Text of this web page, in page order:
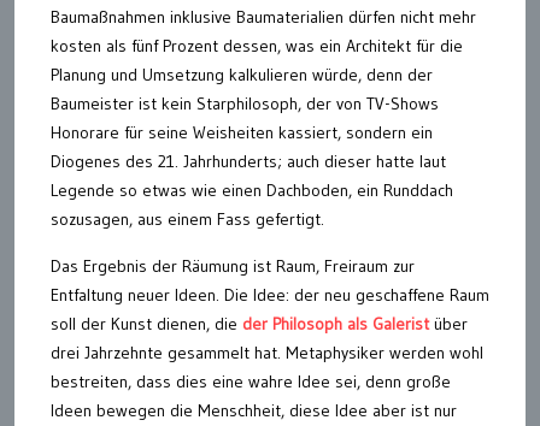
Baumaßnahmen inklusive Baumaterialien dürfen nicht mehr
kosten als fünf Prozent dessen, was ein Architekt für die
Planung und Umsetzung kalkulieren würde, denn der
Baumeister ist kein Starphilosoph, der von TV-Shows
Honorare für seine Weisheiten kassiert, sondern ein
Diogenes des 21. Jahrhunderts; auch dieser hatte laut
Legende so etwas wie einen Dachboden, ein Runddach
sozusagen, aus einem Fass gefertigt.
Das Ergebnis der Räumung ist Raum, Freiraum zur
Entfaltung neuer Ideen. Die Idee: der neu geschaffene Raum
soll der Kunst dienen, die der Philosoph als Galeristüber
drei Jahrzehnte gesammelt hat. Metaphysiker werden wohl
bestreiten, dass dies eine wahre Idee sei, denn große
Ideen bewegen die Menschheit, diese Idee aber ist nur